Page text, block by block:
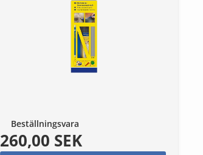
Beställningsvara
260,00 SEK